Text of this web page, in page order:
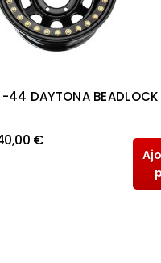
-44 DAYTONA BEADLOCK
€